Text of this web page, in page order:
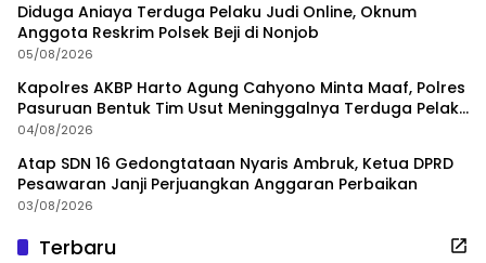
Diduga Aniaya Terduga Pelaku Judi Online, Oknum
Anggota Reskrim Polsek Beji di Nonjob
05/08/2026
Kapolres AKBP Harto Agung Cahyono Minta Maaf, Polres
Pasuruan Bentuk Tim Usut Meninggalnya Terduga Pelaku
Judi Online
04/08/2026
Atap SDN 16 Gedongtataan Nyaris Ambruk, Ketua DPRD
Pesawaran Janji Perjuangkan Anggaran Perbaikan
03/08/2026
Terbaru